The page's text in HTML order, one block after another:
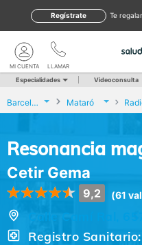
te
Regístrate
LLAMAR
MI CUENTA
Especialidades Videoconsulta
Barcelona Mataró
Resonancia
Cetir Gema
9,2 (61
Registro